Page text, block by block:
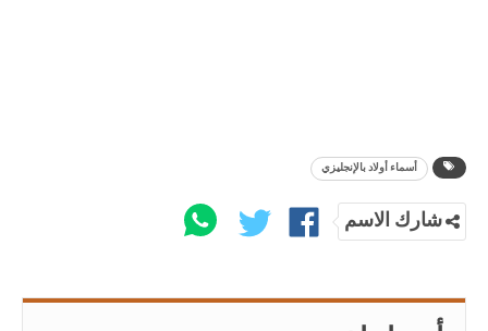
أسماء أولاد بالإنجليزي
شارك الاسم